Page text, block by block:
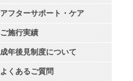
アフターサポート・ケア
ご施行実績
成年後見制度について
よくあるご質問